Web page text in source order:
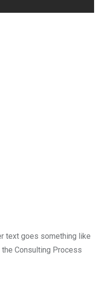
text goes something like
Consulting Process